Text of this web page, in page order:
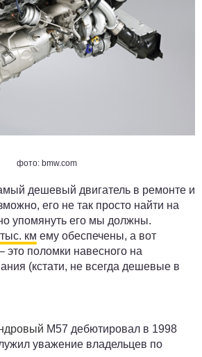
фото: bmw.com
дешевый двигатель в ремонте и
его не так просто найти на
упомянуть его мы должны.
км ему обеспечены, а вот
это поломки навесного на
(кстати, не всегда дешевые в
M57 дебютировал в 1998
уважение владельцев по